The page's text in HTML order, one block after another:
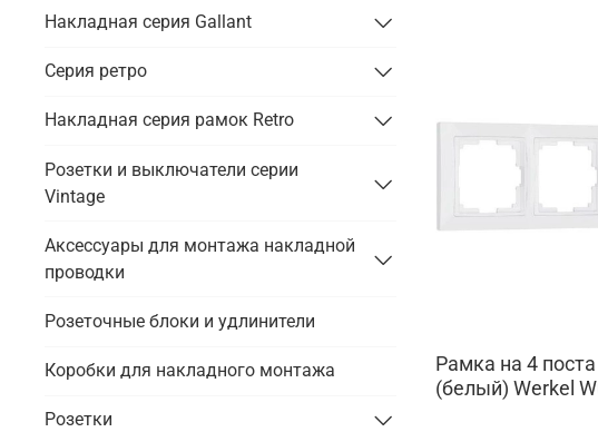
Рамка на 4
(белый) Werkel
Накладная серия Gallant
Серия ретро
Накладная серия рамок Retro
Розетки и выключатели серии
Vintage
Аксессуары для монтажа накладной
проводки
Розеточные блоки и удлинители
Коробки для накладного монтажа
Розетки